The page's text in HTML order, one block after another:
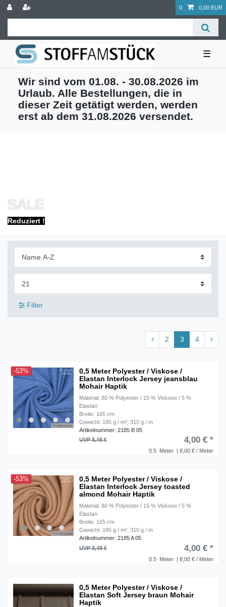
0 0,00 EUR
☰
Wir sind vom 01.08. - 30.08.2026 im
Urlaub. Alle Bestellungen, die in
dieser Zeit getätigt werden, werden
erst ab dem 31.08.2026 versendet.
SALE
Reduziert !
Filter
2 3 4
-53%
0,5 Meter Polyester / Viskose /
Elastan Interlock Jersey jeansblau
Mohair Haptik
Material: 80 % Polyester / 15 % Viskose / 5 %
Elastan
Breite: 165 cm
Gewicht: 185 g / m²; 310 g / m
Artikelnummer: 2185 B 05
0.5 Meter | 8,00 € / Meter
UVP 8,48 € 4,00 € *
-53%
0,5 Meter Polyester / Viskose /
Elastan Interlock Jersey toasted
almond Mohair Haptik
Material: 80 % Polyester / 15 % Viskose / 5 %
Elastan
Breite: 165 cm
Gewicht: 185 g / m²; 310 g / m
Artikelnummer: 2185 A 05
0.5 Meter | 8,00 € / Meter
UVP 8,48 € 4,00 € *
0,5 Meter Polyester / Viskose /
Elastan Soft Jersey braun Mohair
Haptik